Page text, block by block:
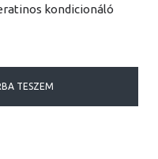
kondicionáló
TESZEM